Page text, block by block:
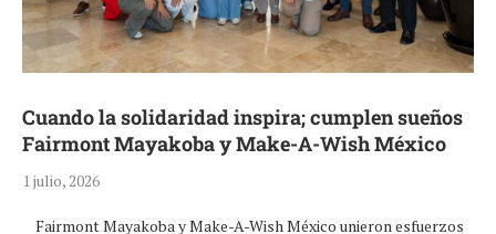
Cuando la solidaridad inspira; cumplen sueños
Fairmont Mayakoba y Make-A-Wish México
1 julio, 2026
Fairmont Mayakoba y Make-A-Wish México unieron esfuerzos